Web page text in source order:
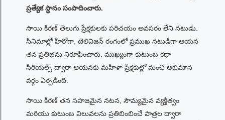
ప్రత్యేక స్థానం సంపాదించారు.
సాయి కిరణ్ తెలుగు ప్రేక్షకులకు పరిచయం అవసరం లేని నటుడు.
సినిమాల్లో హీరోగా, టెలివిజన్ రంగంలో ప్రముఖ నటుడిగా ఆయన
తన ప్రతిభను నిరూపించారు. ముఖ్యంగా కుటుంబ కథా
సీరియల్స్ ద్వారా ఆయనకు మహిళా ప్రేక్షకుల్లో మంచి అభిమాన
వర్గం ఏర్పడింది.
సాయి కిరణ్ తన సహజమైన నటన, సౌమ్యమైన వ్యక్తిత్వం
మరియు కుటుంబ విలువలను ప్రతిబింబించే పాత్రల ద్వారా